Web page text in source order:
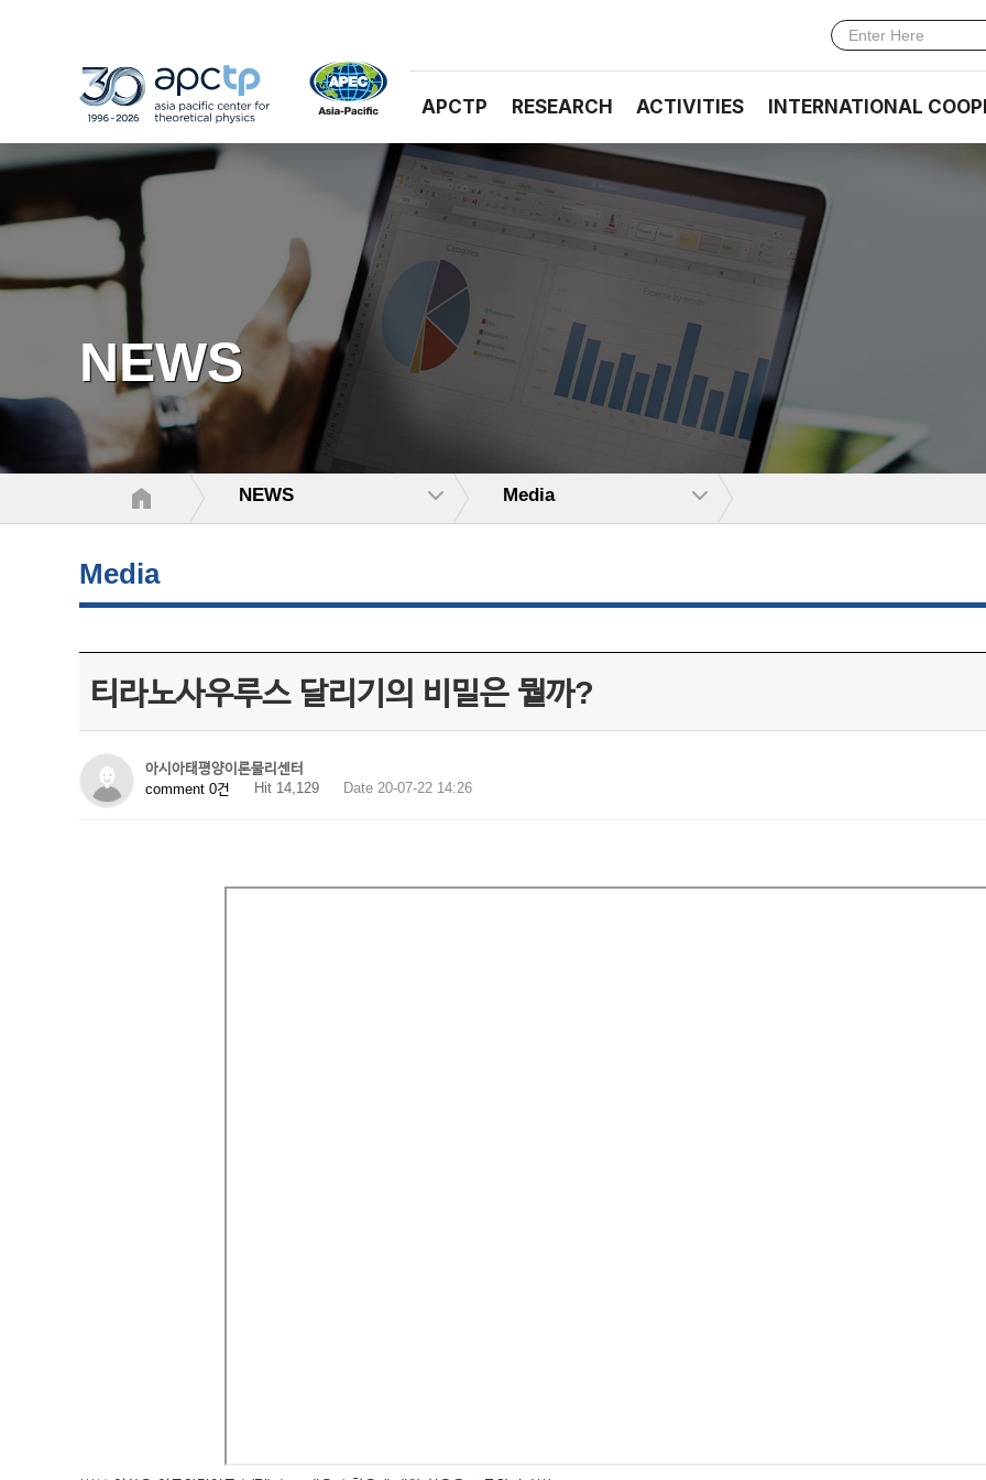
APCTP RESEARCH ACTIVITIES INTERNATIONAL
NEWS
NEWS Media
Media
티라노사우루스 달리기의 비밀은 뭘까?
아시아태평양이론물리센터
comment 0건
Hit 14,129 Date 20-07-22 14:26